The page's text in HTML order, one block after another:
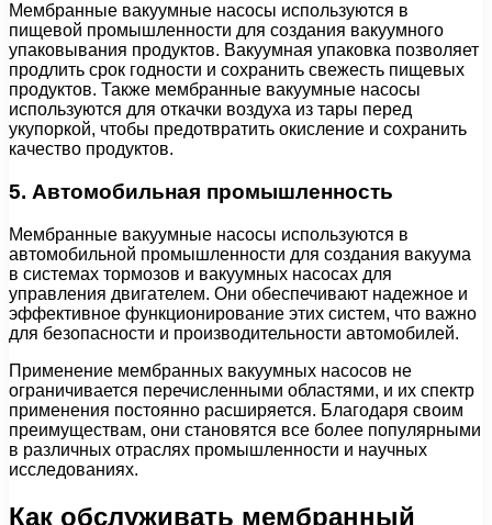
Мембранные вакуумные насосы используются в
пищевой промышленности для создания вакуумного
упаковывания продуктов. Вакуумная упаковка позволяет
продлить срок годности и сохранить свежесть пищевых
продуктов. Также мембранные вакуумные насосы
используются для откачки воздуха из тары перед
укупоркой, чтобы предотвратить окисление и сохранить
качество продуктов.
5. Автомобильная промышленность
Мембранные вакуумные насосы используются в
автомобильной промышленности для создания вакуума
в системах тормозов и вакуумных насосах для
управления двигателем. Они обеспечивают надежное и
эффективное функционирование этих систем, что важно
для безопасности и производительности автомобилей.
Применение мембранных вакуумных насосов не
ограничивается перечисленными областями, и их спектр
применения постоянно расширяется. Благодаря своим
преимуществам, они становятся все более популярными
в различных отраслях промышленности и научных
исследованиях.
Как обслуживать мембранный